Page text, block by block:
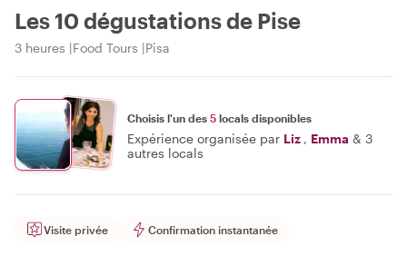
Les 10 dégustations de Pise
3 heures Food Tours Pisa
Choisis l'un des 5 locals disponibles
Expérience organisée par Liz , Emma & 3
autres locals
Visite privée Confirmation instantanée